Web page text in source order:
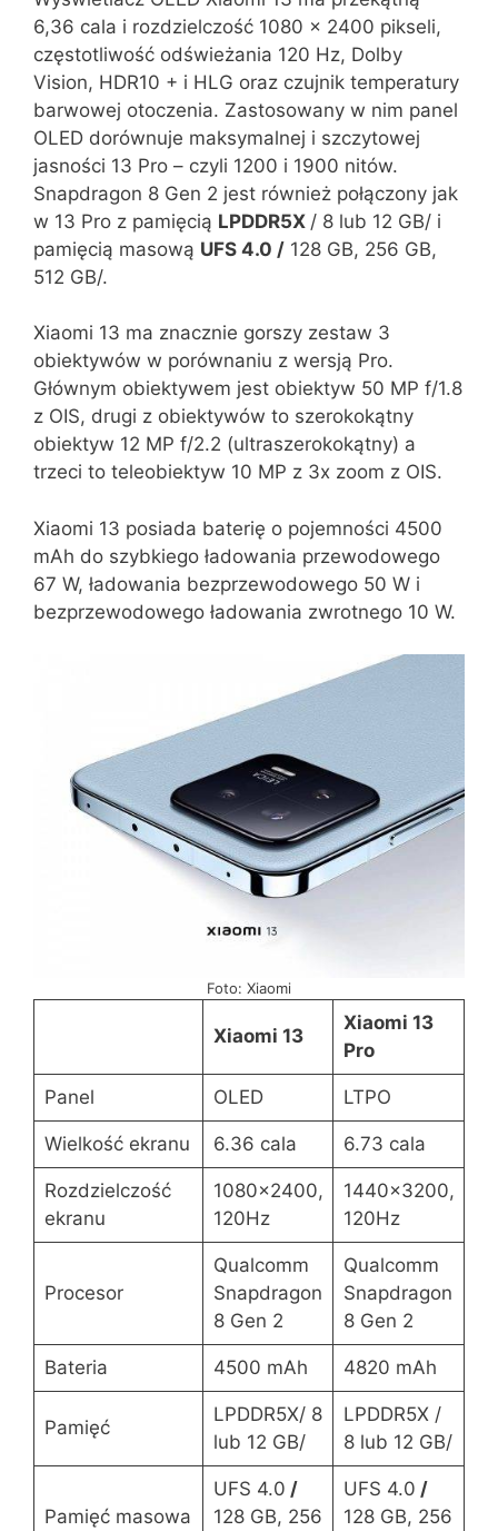
6,36 cala i rozdzielczość 1080 x 2400 pikseli,
częstotliwość odświeżania 120 Hz, Dolby
Vision, HDR10 + i HLG oraz czujnik temperatury
barwowej otoczenia. Zastosowany w nim panel
OLED dorównuje maksymalnej i szczytowej
jasności 13 Pro – czyli 1200 i 1900 nitów.
Snapdragon 8 Gen 2 jest również połączony jak
w 13 Pro z pamięcią LPDDR5X / 8 lub 12 GB/ i
pamięcią masową UFS 4.0 / 128 GB, 256 GB,
512 GB/.
Xiaomi 13 ma znacznie gorszy zestaw 3
obiektywów w porównaniu z wersją Pro.
Głównym obiektywem jest obiektyw 50 MP f/1.8
z OIS, drugi z obiektywów to szerokokątny
obiektyw 12 MP f/2.2 (ultraszerokokątny) a
trzeci to teleobiektyw 10 MP z 3x zoom z OIS.
Xiaomi 13 posiada baterię o pojemności 4500
mAh do szybkiego ładowania przewodowego
67 W, ładowania bezprzewodowego 50 W i
bezprzewodowego ładowania zwrotnego 10 W.
Foto: Xiaomi
Xiaomi 13
Xiaomi 13
Pro
Panel OLED LTPO
Wielkość ekranu 6.36 cala 6.73 cala
Rozdzielczość
ekranu
1080×2400,
120Hz
1440×3200,
120Hz
Procesor
Qualcomm
Snapdragon
8 Gen 2
Qualcomm
Snapdragon
8 Gen 2
Bateria 4500 mAh 4820 mAh
Pamięć
LPDDR5X/ 8
lub 12 GB/
LPDDR5X /
8 lub 12 GB/
Pamięć masowa
UFS 4.0 /
128 GB, 256
UFS 4.0 /
128 GB, 256